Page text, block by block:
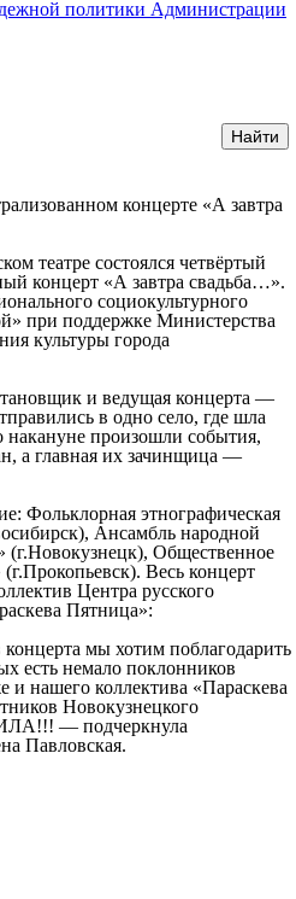
политики Администрации
концерте «А завтра
театре состоялся четвёртый
концерт «А завтра свадьба…».
социокультурного
при поддержке Министерства
культуры города
и ведущая концерта —
в одно село, где шла
накануне произошли события,
а главная их зачинщица —
Фольклорная этнографическая
Ансамбль народной
(г.Новокузнецк), Общественное
Весь концерт
Центра русского
Пятница»:
мы хотим поблагодарить
есть немало поклонников
и нашего коллектива «Параскева
Новокузнецкого
— подчеркнула
Павловская.